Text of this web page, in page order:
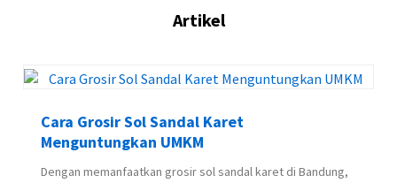
Artikel
Cara Grosir Sol Sandal Karet
Menguntungkan UMKM
Dengan memanfaatkan grosir sol sandal karet di Bandung,